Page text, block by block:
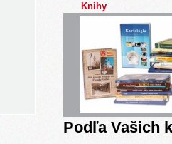
Knihy
Podľa Vašich